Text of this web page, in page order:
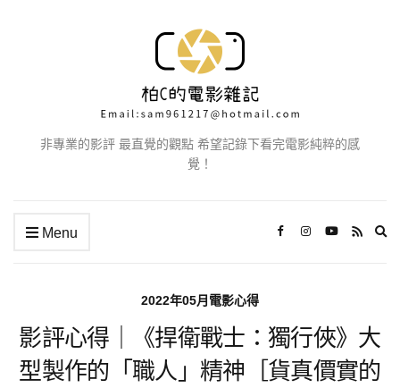
非專業的影評 最直覺的觀點 希望記錄下看完電影純粹的感
覺！
Menu
2022年05月電影心得
影評心得｜《捍衛戰士：獨行俠》大
型製作的「職人」精神［貨真價實的